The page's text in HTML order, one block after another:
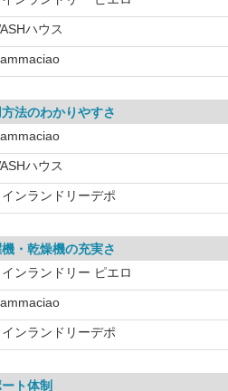
ハウス
法のわかりやすさ
ハウス
インランドリーデポ
・乾燥機の充実さ
インランドリー ピエロ
インランドリーデポ
ト体制